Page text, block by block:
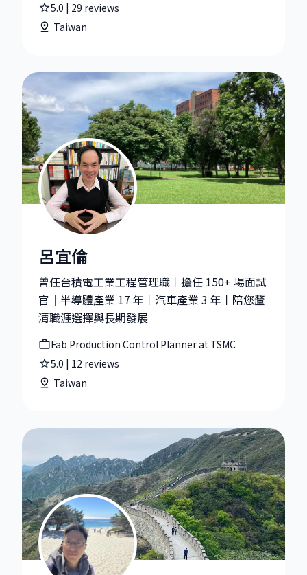
5.0 | 29 reviews
Taiwan
呂宜倫|Fab Production Control Planner at TSMC
呂宜倫
曾任台積電工業工程管理職丨擔任 150+ 場面試
官｜半導體產業 17 年丨汽車產業 3 年丨陪您釐
清職涯選擇與長期發展
Fab Production Control Planner at TSMC
5.0 | 12 reviews
Taiwan